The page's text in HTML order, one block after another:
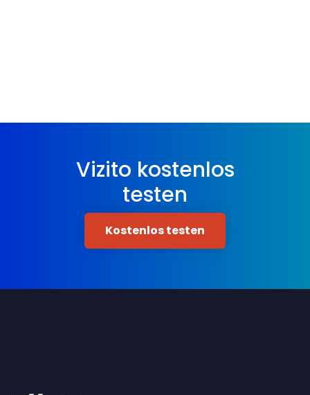
Vizito kostenlos
testen
Kostenlos testen